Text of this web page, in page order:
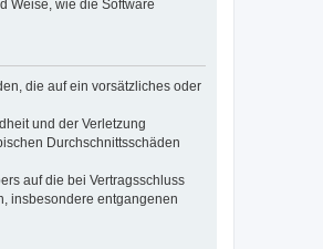
Weise, wie die Software
die auf ein vorsätzliches oder
und der Verletzung
Durchschnittsschäden
auf die bei Vertragsschluss
insbesondere entgangenen